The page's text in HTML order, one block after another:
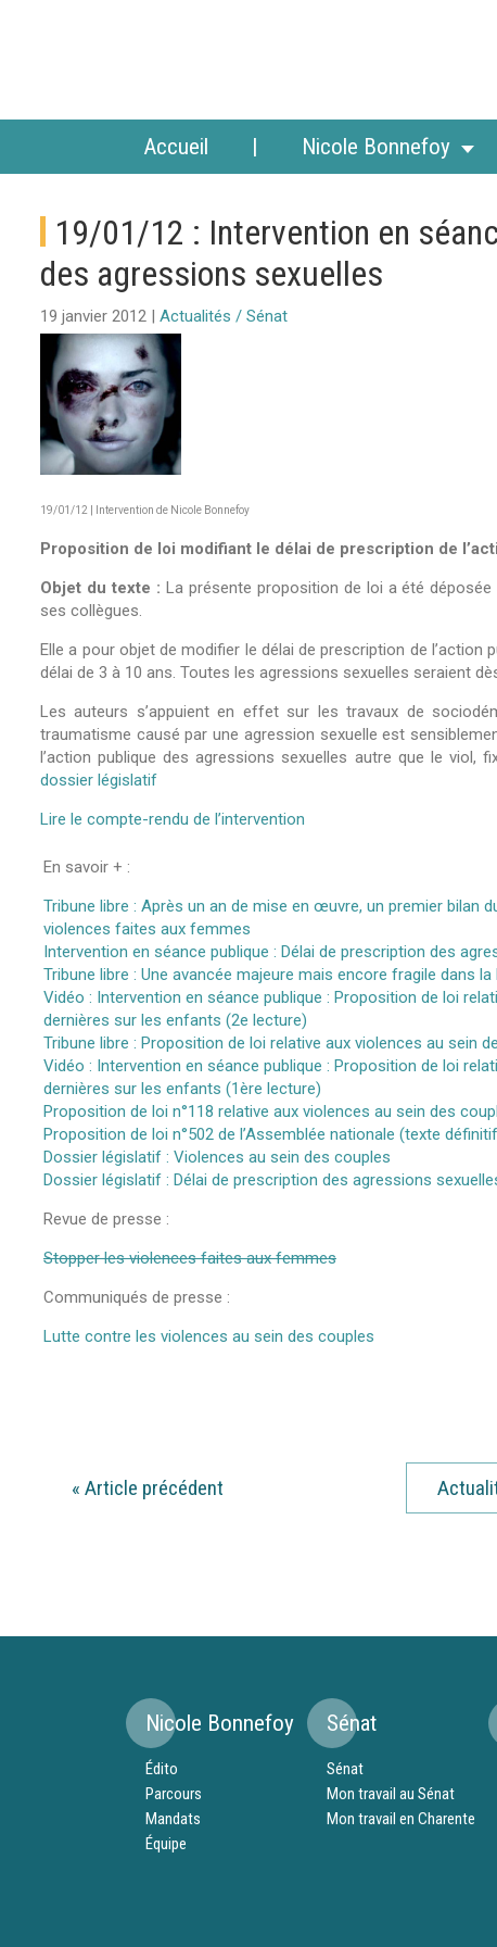
Accueil Nicole Bonnefoy
19/01/12 : Intervention en
des agressions sexuelles
19 janvier 2012 | Actualités / Sénat
19/01/12 | Intervention de Nicole Bonnefoy
Proposition de loi modifiant le délai de prescription de
Objet du texte : La présente proposition de loi a été
ses collègues.
Elle a pour objet de modifier le délai de prescription de
délai de 3 à 10 ans. Toutes les agressions sexuelles seraient
Les auteurs s’appuient en effet sur les travaux de
traumatisme causé par une agression sexuelle est
l’action publique des agressions sexuelles autre que le
dossier législatif
Lire le compte-rendu de l’intervention
En savoir + :
Tribune libre : Après un an de mise en œuvre, un premier bilan
violences faites aux femmes
Intervention en séance publique : Délai de prescription des
Tribune libre : Une avancée majeure mais encore fragile dans
Vidéo : Intervention en séance publique : Proposition de loi
dernières sur les enfants (2e lecture)
Tribune libre : Proposition de loi relative aux violences au sein
Vidéo : Intervention en séance publique : Proposition de loi
dernières sur les enfants (1ère lecture)
Proposition de loi n°118 relative aux violences au sein des
Proposition de loi n°502 de l’Assemblée nationale (texte
Dossier législatif : Violences au sein des couples
Dossier législatif : Délai de prescription des agressions
Revue de presse :
Stopper les violences faites aux femmes
Communiqués de presse :
Lutte contre les violences au sein des couples
« Article précédent
Nicole Bonnefoy
Édito
Parcours
Mandats
Équipe
Sénat
Sénat
Mon travail au Sénat
Mon travail en Charente